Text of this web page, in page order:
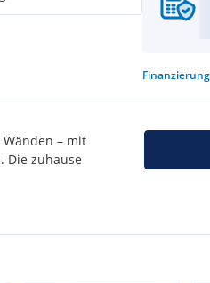
– mit
Die zuhause